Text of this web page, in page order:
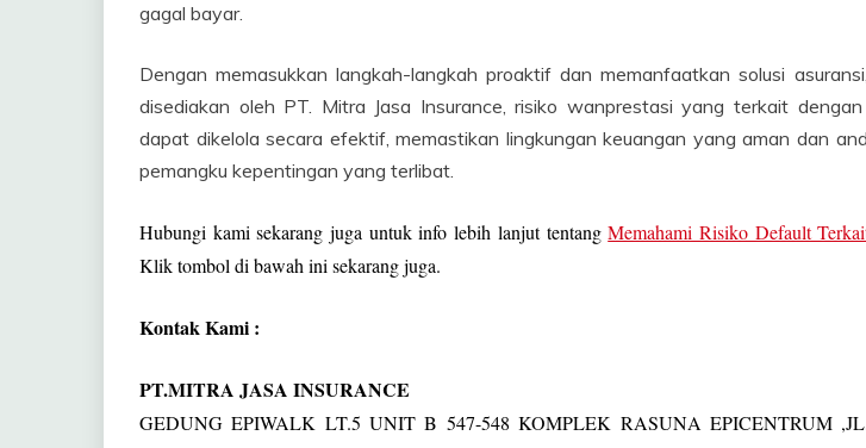
gagal bayar.
Dengan memasukkan langkah-langkah proaktif dan memanfaatkan solusi
disediakan oleh PT. Mitra Jasa Insurance, risiko wanprestasi yang terkait
dapat dikelola secara efektif, memastikan lingkungan keuangan yang aman dan
pemangku kepentingan yang terlibat.
Hubungi kami sekarang juga untuk info lebih lanjut tentangMemahami Risiko Default
Klik tombol di bawah ini sekarang juga.
Kontak Kami :
PT.MITRA JASA INSURANCE
GEDUNG EPIWALK LT.5 UNIT B 547-548 KOMPLEK RASUNA EPICENTRUM